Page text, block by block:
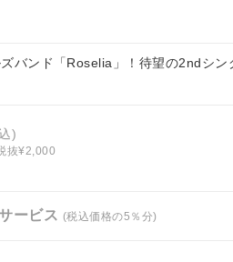
バンド「Roselia」！待望の2ndシン
)
抜¥2,000
ービス (税込価格の5％分)